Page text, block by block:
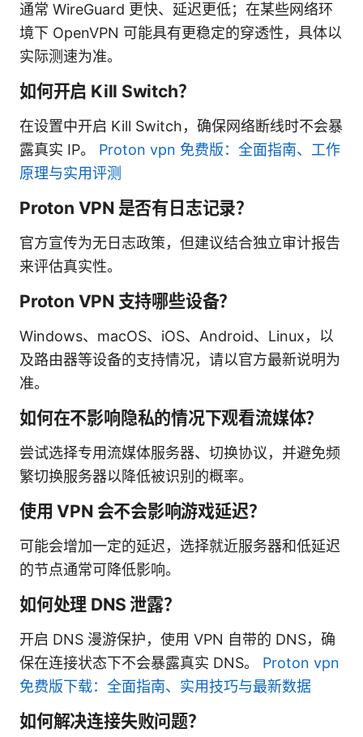
通常 WireGuard 更快、延迟更低；在某些网络环
境下 OpenVPN 可能具有更稳定的穿透性，具体以
实际测速为准。
如何开启 Kill Switch？
在设置中开启 Kill Switch，确保网络断线时不会暴
露真实 IP。 Proton vpn 免费版：全面指南、工作
原理与实用评测
Proton VPN 是否有日志记录？
官方宣传为无日志政策，但建议结合独立审计报告
来评估真实性。
Proton VPN 支持哪些设备？
Windows、macOS、iOS、Android、Linux，以
及路由器等设备的支持情况，请以官方最新说明为
准。
如何在不影响隐私的情况下观看流媒体？
尝试选择专用流媒体服务器、切换协议，并避免频
繁切换服务器以降低被识别的概率。
使用 VPN 会不会影响游戏延迟？
可能会增加一定的延迟，选择就近服务器和低延迟
的节点通常可降低影响。
如何处理 DNS 泄露？
开启 DNS 漫游保护，使用 VPN 自带的 DNS，确
保在连接状态下不会暴露真实 DNS。 Proton vpn
免费版下载：全面指南、实用技巧与最新数据
如何解决连接失败问题？